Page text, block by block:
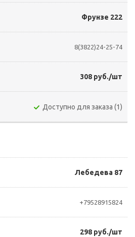
Фрунзе 222
8(3822)24-25-74
308 руб./шт
Доступно для заказа (1)
Лебедева 87
+79528915824
298 руб./шт